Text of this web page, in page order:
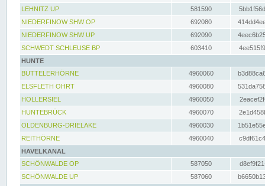
LEHNITZ UP
581590
NIEDERFINOW SHW OP
692080
NIEDERFINOW SHW UP
692090
SCHWEDT SCHLEUSE BP
603410
HUNTE
BUTTELERHÖRNE
4960060
ELSFLETH OHRT
4960080
HOLLERSIEL
4960050
HUNTEBRÜCK
4960070
OLDENBURG-DRIELAKE
4960030
REITHÖRNE
4960040
HAVELKANAL
SCHÖNWALDE OP
587050
SCHÖNWALDE UP
587060